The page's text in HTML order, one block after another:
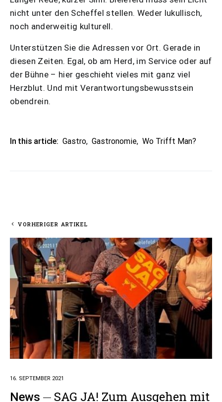
nicht unter den Scheffel stellen. Weder lukullisch,
noch anderweitig kulturell.
Unterstützen Sie die Adressen vor Ort. Gerade in
diesen Zeiten. Egal, ob am Herd, im Service oder auf
der Bühne – hier geschieht vieles mit ganz viel
Herzblut. Und mit Verantwortungsbewusstsein
obendrein.
In this article: Gastro, Gastronomie, Wo Trifft Man?
VORHERIGER ARTIKEL
16. SEPTEMBER 2021
News SAG JA! Zum Ausgehen mit